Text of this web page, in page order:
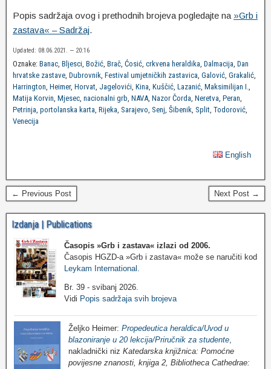
Popis sadržaja ovog i prethodnih brojeva pogledajte na »Grb i
zastava« – Sadržaj.
Updated: 08.06.2021. — 20:16
Oznake: Banac, Bljesci, Božić, Brač, Ćosić, crkvena heraldika, Dalmacija, Dan
hrvatske zastave, Dubrovnik, Festival umjetničkih zastavica, Galović, Grakalić,
Harrington, Heimer, Horvat, Jagelovići, Kina, Kuščić, Lazanić, Maksimilijan I.,
Matija Korvin, Mjesec, nacionalni grb, NAVA, Nazor Čorda, Neretva, Peran,
Petrinja, portolanska karta, Rijeka, Sarajevo, Senj, Šibenik, Split, Todorović,
Venecija
English
← Previous Post Next Post →
Izdanja | Publications
Časopis »Grb i zastava« izlazi od 2006.
Časopis HGZD-a »Grb i zastava« može se naručiti kod
Leykam International
Br. 39 - svibanj 2026.
Vidi Popis sadržaja svih brojeva
Željko Heimer: Propedeutica heraldica/Uvod u
blazoniranje u 20 lekcija/Priručnik za studente,
nakladnički niz Katedarska knjižnica: Pomoćne
povijesne znanosti, knjiga 2, Bibliotheca Cathedrae: